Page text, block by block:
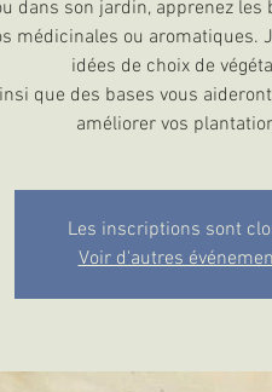
dans son jardin, apprenez les
médicinales ou aromatiques.
idées de choix de
que des bases vous
améliorer vos
Les inscriptions sont
Voir d'autres